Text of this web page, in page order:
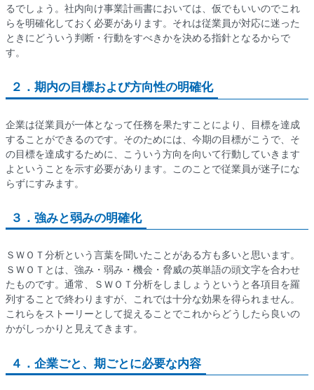
るでしょう。社内向け事業計画書においては、仮でもいいのでこれ
らを明確化しておく必要があります。それは従業員が対応に迷った
ときにどういう判断・行動をすべきかを決める指針となるからで
す。
２． 期内の目標および方向性の明確化
企業は従業員が一体となって任務を果たすことにより、目標を達成
することができるのです。そのためには、今期の目標がこうで、そ
の目標を達成するために、こういう方向を向いて行動していきます
よということを示す必要があります。このことで従業員が迷子にな
らずにすみます。
３． 強みと弱みの明確化
ＳＷＯＴ分析という言葉を聞いたことがある方も多いと思います。
ＳＷＯＴとは、強み・弱み・機会・脅威の英単語の頭文字を合わせ
たものです。通常、ＳＷＯＴ分析をしましょうというと各項目を羅
列することで終わりますが、これでは十分な効果を得られません。
これらをストーリーとして捉えることでこれからどうしたら良いの
かがしっかりと見えてきます。
４． 企業ごと、期ごとに必要な内容